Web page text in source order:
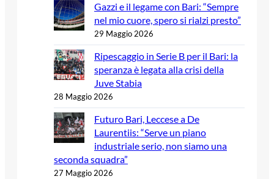
Gazzi e il legame con Bari: “Sempre
nel mio cuore, spero si rialzi presto”
29 Maggio 2026
Ripescaggio in Serie B per il Bari: la
speranza è legata alla crisi della
Juve Stabia
28 Maggio 2026
Futuro Bari, Leccese a De
Laurentiis: “Serve un piano
industriale serio, non siamo una
seconda squadra”
27 Maggio 2026